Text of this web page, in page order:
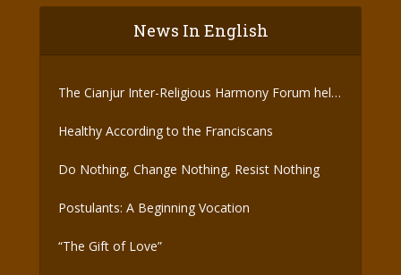
News In English
The Cianjur Inter-Religious Harmony Forum held
Healthy According to the Franciscans
Do Nothing, Change Nothing, Resist Nothing
Postulants: A Beginning Vocation
“The Gift of Love”